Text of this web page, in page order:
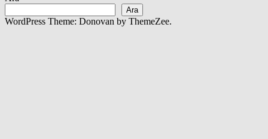
Ara
WordPress Theme: Donovan by ThemeZee.